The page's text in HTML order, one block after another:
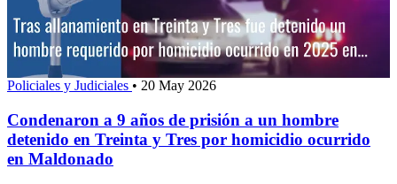
Policiales y Judiciales • 20 May 2026
Condenaron a 9 años de prisión a un hombre
detenido en Treinta y Tres por homicidio ocurrido
en Maldonado